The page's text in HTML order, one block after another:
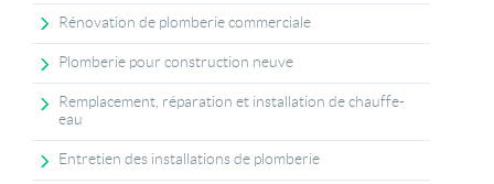
Rénovation de plomberie commerciale
Plomberie pour construction neuve
Remplacement, réparation et installation de chauffe-
eau
Entretien des installations de plomberie